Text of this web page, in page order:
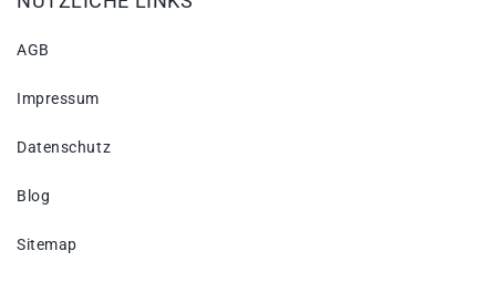
AGB
Impressum
Datenschutz
Blog
Sitemap